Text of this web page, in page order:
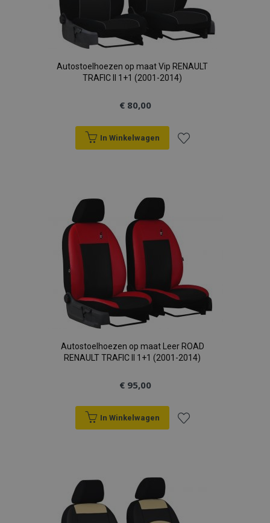
Autostoelhoezen op maat Vip RENAULT
TRAFIC II 1+1 (2001-2014)
€ 80,00
In Winkelwagen
verlanglijst
Autostoelhoezen op maat Leer ROAD
RENAULT TRAFIC II 1+1 (2001-2014)
€ 95,00
In Winkelwagen
verlanglijst